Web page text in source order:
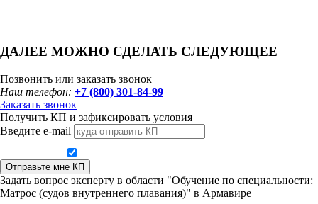
ДАЛЕЕ МОЖНО СДЕЛАТЬ СЛЕДУЮЩЕЕ
Позвонить или заказать звонок
Наш телефон: +7 (800) 301-84-99
Заказать звонок
Получить КП и зафиксировать условия
Введите e-mail
Отправьте мне КП
Задать вопрос эксперту в области "Обучение по специальности:
Матрос (судов внутреннего плавания)" в Армавире